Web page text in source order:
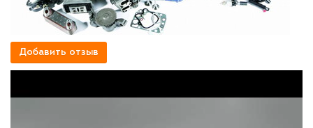
Добавить отзыв